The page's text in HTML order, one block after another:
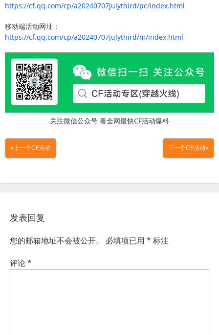
https://cf.qq.com/cp/a20240707julythird/pc/index.html
移动端活动网址：
https://cf.qq.com/cp/a20240707julythird/m/index.html
关注微信公众号 看全网最快CF活动爆料
«上一个CF活动 下一个CF活动»
发表回复
您的邮箱地址不会被公开。 必填项已用 * 标注
评论*